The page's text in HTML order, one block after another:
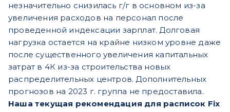
незначительно снизилась г/г в основном из-за
увеличения расходов на персонал после
проведенной индексации зарплат. Долговая
нагрузка остается на крайне низком уровне даже
после существенного увеличения капитальных
затрат в 4К из-за строительства новых
распределительных центров. Дополнительных
прогнозов на 2023 г. группа не предоставила.
Наша текущая рекомендация для расписок Fix